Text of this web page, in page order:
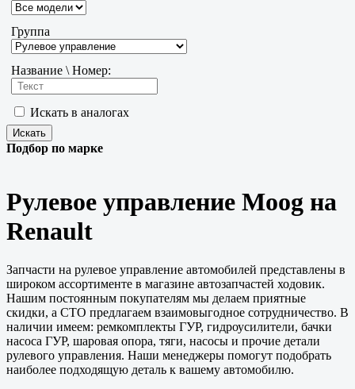
Группа
Название \ Номер:
Искать в аналогах
Подбор по марке
Рулевое управление Moog на
Renault
Запчасти на рулевое управление автомобилей представлены в
широком ассортименте в магазине автозапчастей ходовик.
Нашим постоянным покупателям мы делаем приятные
скидки, а СТО предлагаем взаимовыгодное сотрудничество. В
наличии имеем: ремкомплекты ГУР, гидроусилители, бачки
насоса ГУР, шаровая опора, тяги, насосы и прочие детали
рулевого управления. Наши менеджеры помогут подобрать
наиболее подходящую деталь к вашему автомобилю.